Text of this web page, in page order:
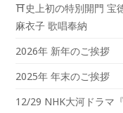
⛩️史上初の特別開門 宝
麻衣子 歌唱奉納
2026年 新年のご挨拶
2025年 年末のご挨拶
12/29 NHK大河ドラマ